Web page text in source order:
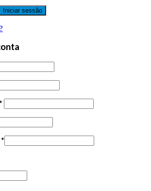
Iniciar sessão
*